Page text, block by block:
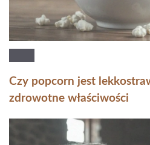
Czy popcorn jest
zdrowotne właściwości